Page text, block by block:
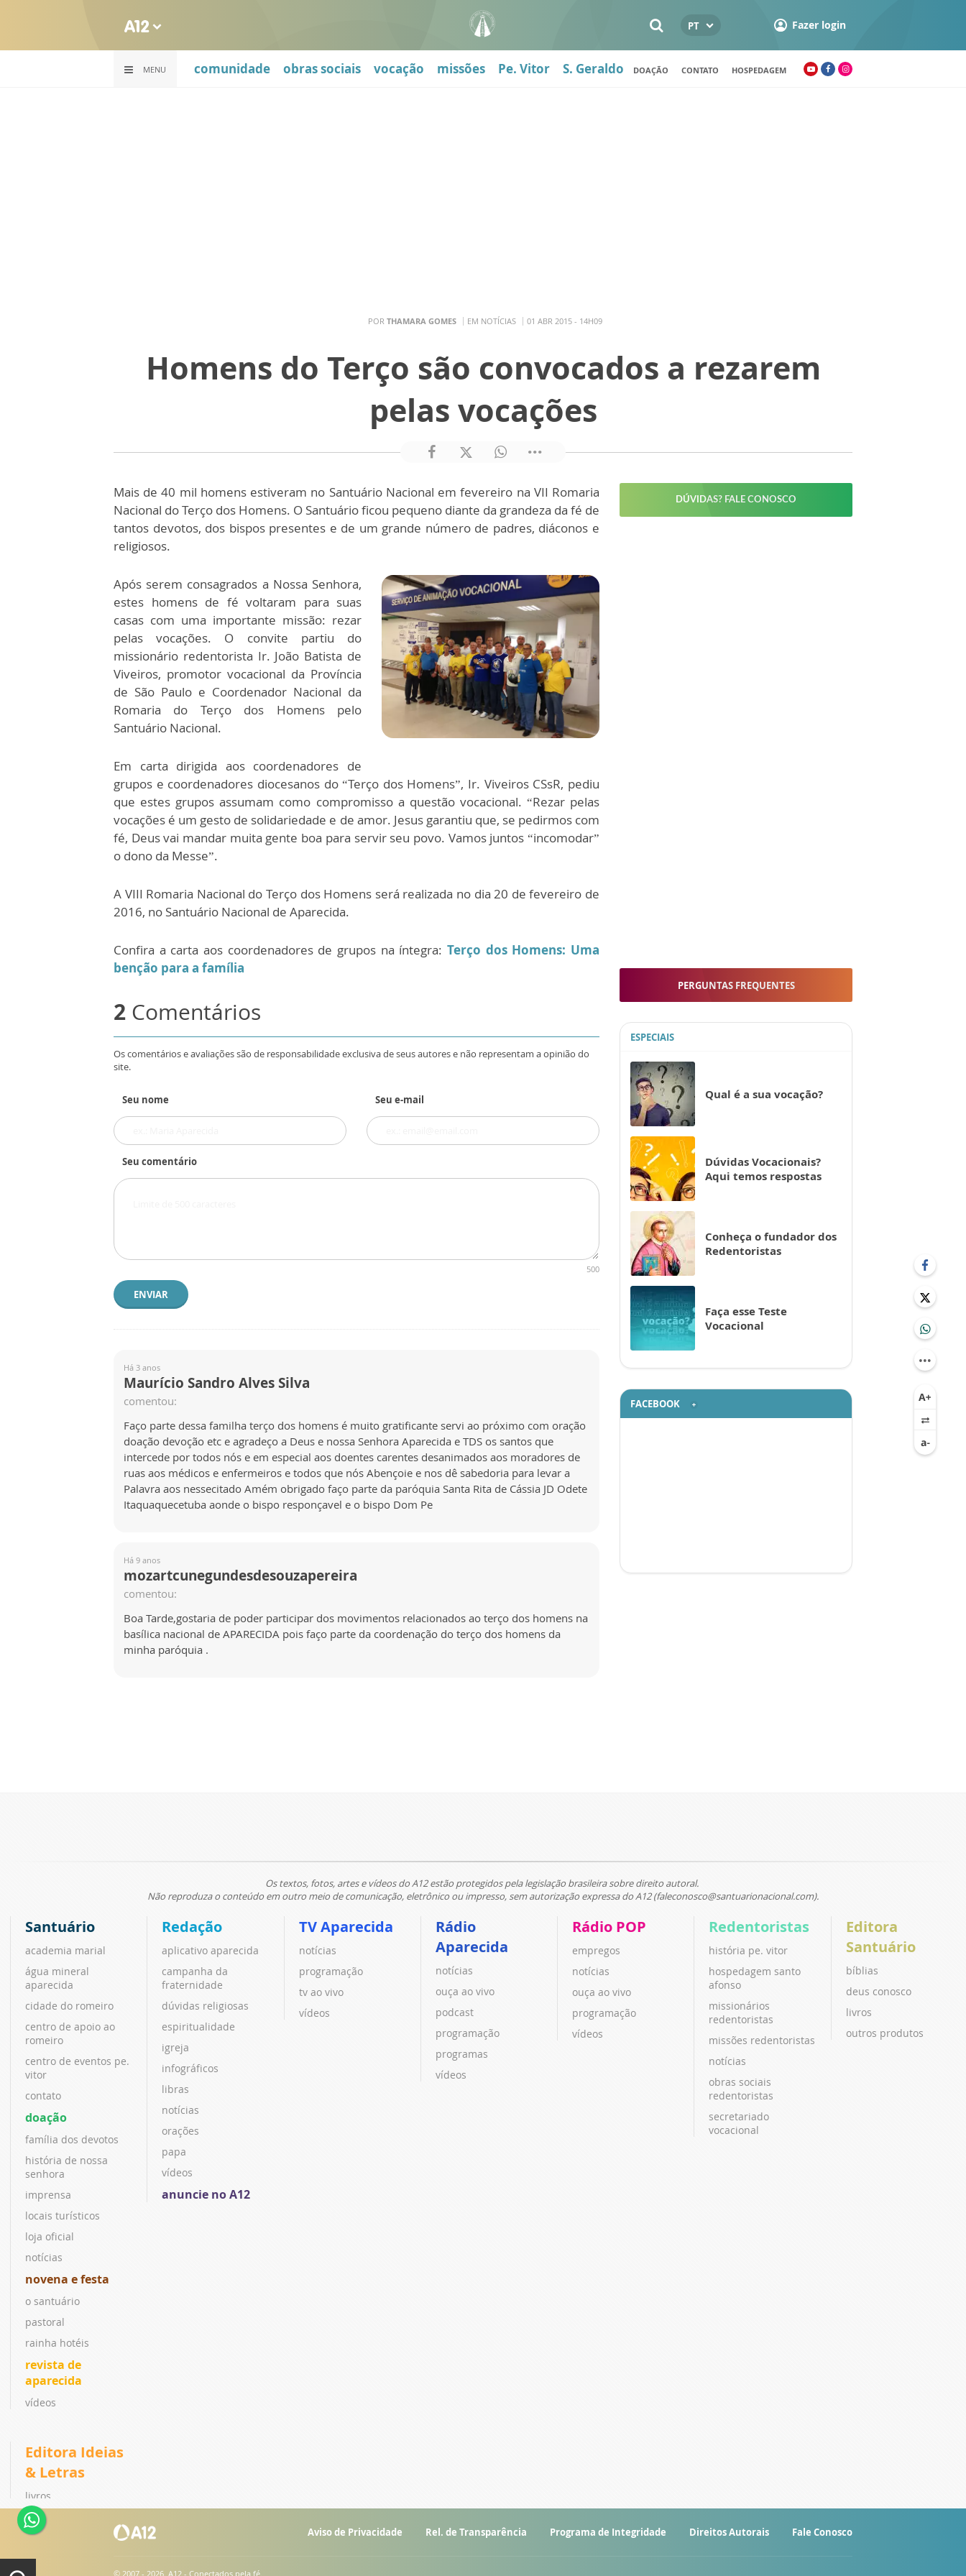
PT Fazer login
MENU comunidade obras sociais vocação missões Pe. Vitor S. Geraldo DOAÇÃO CONTATO HOSPEDAGEM
POR THAMARA GOMES EM NOTÍCIAS 01 ABR 2015 - 14H09
Homens do Terço são convocados a rezarem
pelas vocações
Mais de 40 mil homens estiveram no Santuário Nacional em fevereiro na VII Romaria
Nacional do Terço dos Homens. O Santuário ficou pequeno diante da grandeza da fé de
tantos devotos, dos bispos presentes e de um grande número de padres, diáconos e
religiosos.
Após serem consagrados a Nossa Senhora,
estes homens de fé voltaram para suas
casas com uma importante missão: rezar
pelas vocações. O convite partiu do
missionário redentorista Ir. João Batista de
Viveiros, promotor vocacional da Província
de São Paulo e Coordenador Nacional da
Romaria do Terço dos Homens pelo
Santuário Nacional.
Em carta dirigida aos coordenadores de
grupos e coordenadores diocesanos do “Terço dos Homens”, Ir. Viveiros CSsR, pediu
que estes grupos assumam como compromisso a questão vocacional. “Rezar pelas
vocações é um gesto de solidariedade e de amor. Jesus garantiu que, se pedirmos com
fé, Deus vai mandar muita gente boa para servir seu povo. Vamos juntos “incomodar”
o dono da Messe”.
A VIII Romaria Nacional do Terço dos Homens será realizada no dia 20 de fevereiro de
2016, no Santuário Nacional de Aparecida.
Confira a carta aos coordenadores de grupos na íntegra: Terço dos Homens: Uma
benção para a família
2 Comentários
Os comentários e avaliações são de responsabilidade exclusiva de seus autores e não representam a opinião do
site.
Seu nome Seu e-mail
Seu comentário
500
ENVIAR
Há 3 anos
Maurício Sandro Alves Silva
comentou:
Faço parte dessa familha terço dos homens é muito gratificante servi ao próximo com oração
doação devoção etc e agradeço a Deus e nossa Senhora Aparecida e TDS os santos que
intercede por todos nós e em especial aos doentes carentes desanimados aos moradores de
ruas aos médicos e enfermeiros e todos que nós Abençoie e nos dê sabedoria para levar a
Palavra aos nessecitado Amém obrigado faço parte da paróquia Santa Rita de Cássia JD Odete
Itaquaquecetuba aonde o bispo responçavel e o bispo Dom Pe
Há 9 anos
mozartcunegundesdesouzapereira
comentou:
Boa Tarde,gostaria de poder participar dos movimentos relacionados ao terço dos homens na
basílica nacional de APARECIDA pois faço parte da coordenação do terço dos homens da
minha paróquia .
DÚVIDAS? FALE CONOSCO
PERGUNTAS FREQUENTES
ESPECIAIS
Qual é a sua vocação?
Dúvidas Vocacionais?
Aqui temos respostas
Conheça o fundador dos
Redentoristas
Faça esse Teste
Vocacional
FACEBOOK
Os textos, fotos, artes e vídeos do A12 estão protegidos pela legislação brasileira sobre direito autoral.
Não reproduza o conteúdo em outro meio de comunicação, eletrônico ou impresso, sem autorização expressa do A12 (faleconosco@santuarionacional.com).
Santuário
academia marial
água mineral
aparecida
cidade do romeiro
centro de apoio ao
romeiro
centro de eventos pe.
vitor
contato
doação
família dos devotos
história de nossa
senhora
imprensa
locais turísticos
loja oficial
notícias
novena e festa
o santuário
pastoral
rainha hotéis
revista de
aparecida
vídeos
Redação
aplicativo aparecida
campanha da
fraternidade
dúvidas religiosas
espiritualidade
igreja
infográficos
libras
notícias
orações
papa
vídeos
anuncie no A12
TV Aparecida
notícias
programação
tv ao vivo
vídeos
Rádio
Aparecida
notícias
ouça ao vivo
podcast
programação
programas
vídeos
Rádio POP
empregos
notícias
ouça ao vivo
programação
vídeos
Redentoristas
história pe. vitor
hospedagem santo
afonso
missionários
redentoristas
missões redentoristas
notícias
obras sociais
redentoristas
secretariado
vocacional
Editora
Santuário
bíblias
deus conosco
livros
outros produtos
Editora Ideias
& Letras
livros
coleções
lançamentos
ebook
Aviso de Privacidade Rel. de Transparência Programa de Integridade Direitos Autorais Fale Conosco
© 2007 - 2026. A12 - Conectados pela fé.